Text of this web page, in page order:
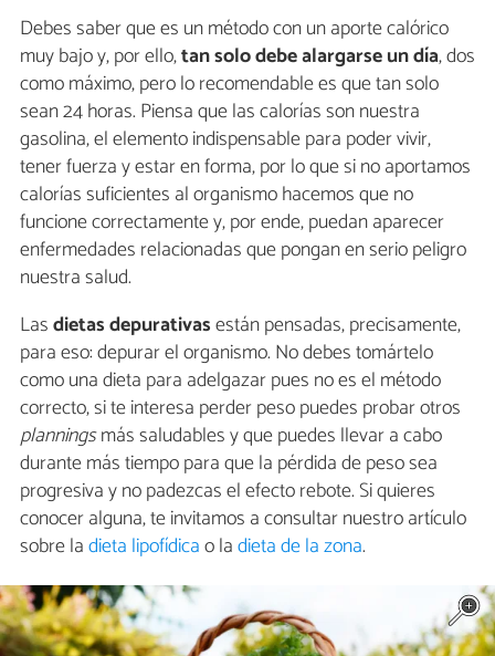
Debes saber que es un método con un aporte calórico
muy bajo y, por ello,tan solo debe alargarse un día, dos
como máximo, pero lo recomendable es que tan solo
sean 24 horas. Piensa que las calorías son nuestra
gasolina, el elemento indispensable para poder vivir,
tener fuerza y estar en forma, por lo que si no aportamos
calorías suficientes al organismo hacemos que no
funcione correctamente y, por ende, puedan aparecer
enfermedades relacionadas que pongan en serio peligro
nuestra salud.
Lasdietas depurativasestán pensadas, precisamente,
para eso: depurar el organismo. No debes tomártelo
como una dieta para adelgazar pues no es el método
correcto, si te interesa perder peso puedes probar otros
planningsmás saludables y que puedes llevar a cabo
durante más tiempo para que la pérdida de peso sea
progresiva y no padezcas el efecto rebote. Si quieres
conocer alguna, te invitamos a consultar nuestro artículo
sobre ladieta lipofídicao ladieta de la zona.